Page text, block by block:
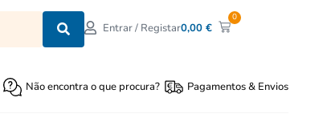
Entrar / Registar0,00€
0
Não encontra o que procura? Pagamentos & Envios